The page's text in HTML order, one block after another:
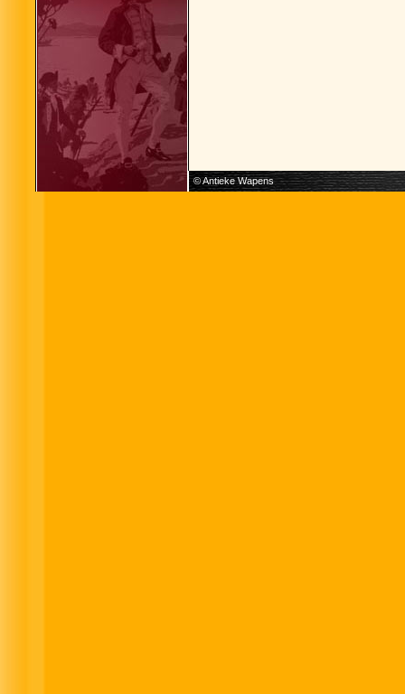
© Antieke Wapens